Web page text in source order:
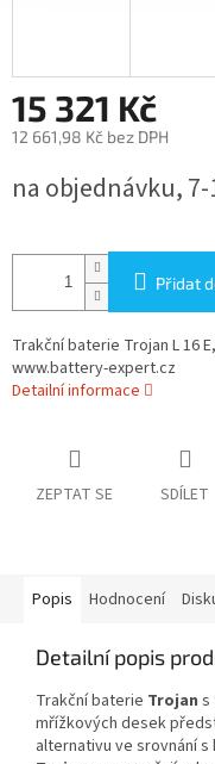
15 321 Kč
12 661,98 Kč bez DPH
cena:
na objednávku,
Přidat
Trakční baterie Trojan L 16
www.battery-expert.cz
Detailní informace
ZEPTAT SE SDÍLET
Popis Hodnocení
Detailní popis
Trakční baterie Trojan s
mřížkových desek
alternativu ve srovnání